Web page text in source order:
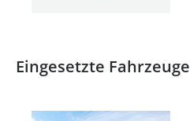
Eingesetzte Fahrzeuge